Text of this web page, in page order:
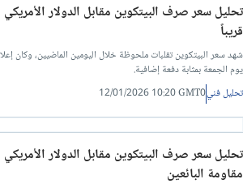
تحليل سعر صرف البيتكوين مقابل الدولار
قريباً
شهد سعر البيتكوين تقلبات ملحوظة خلال اليومين الماضيين، وكان
يوم الجمعة بمثابة دفعة إضافية.
تحليل فني12/01/2026 10:20 GMT0
تحليل سعر صرف البيتكوين مقابل الدولار
مقاومة البائعين